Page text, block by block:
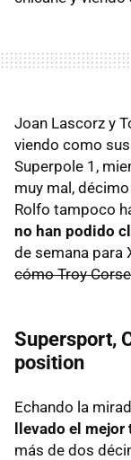
Joan Lascorz y
viendo como
Superpole 1,
muy mal,
Rolfo tampoco
no han podido
de semana para
cómo Troy
Supersport,
position
Echando la
llevado el mejor
más de dos